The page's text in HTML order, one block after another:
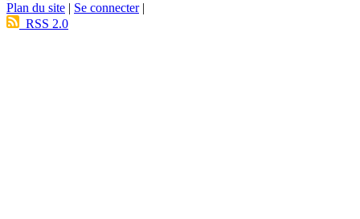
Plan du site | Se connecter|
RSS 2.0